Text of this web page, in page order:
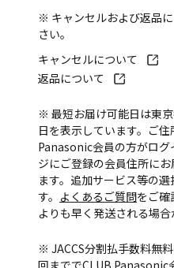
※ キャンセルおよび返品
さい。
キャンセルについて
返品について
※ 最短お届け可能日は東
日を表示しています。ご
Panasonic会員の方がロ
ジにご登録の会員住所に
ます。追加サービス等の
す。 よくあるご質問をご確
よりも早く発送される場合
※ JACCS分割払手数料無
回まででCLUB Panasonic